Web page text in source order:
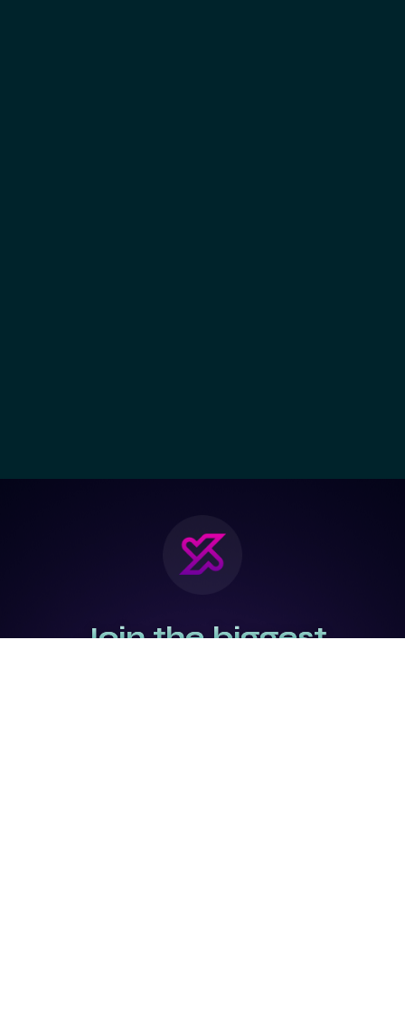
Join the biggest